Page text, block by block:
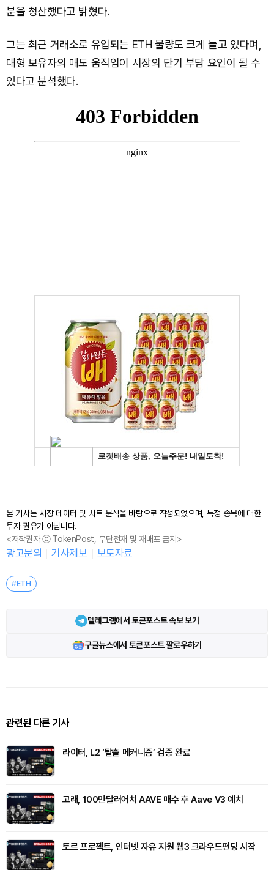
분을 청산했다고 밝혔다.
그는 최근 거래소로 유입되는 ETH 물량도 크게 늘고 있다며,
대형 보유자의 매도 움직임이 시장의 단기 부담 요인이 될 수
있다고 분석했다.
본 기사는 시장 데이터 및 차트 분석을 바탕으로 작성되었으며, 특정 종목에 대한
투자 권유가 아닙니다.
<저작권자 ⓒ TokenPost, 무단전재 및 재배포 금지>
광고문의 기사제보 보도자료
#ETH
텔레그램에서 토큰포스트 속보 보기
구글뉴스에서 토큰포스트 팔로우하기
관련된 다른 기사
라이터, L2 ‘탈출 메커니즘’ 검증 완료
고래, 100만달러어치 AAVE 매수 후 Aave V3 예치
토르 프로젝트, 인터넷 자유 지원 웹3 크라우드펀딩 시작